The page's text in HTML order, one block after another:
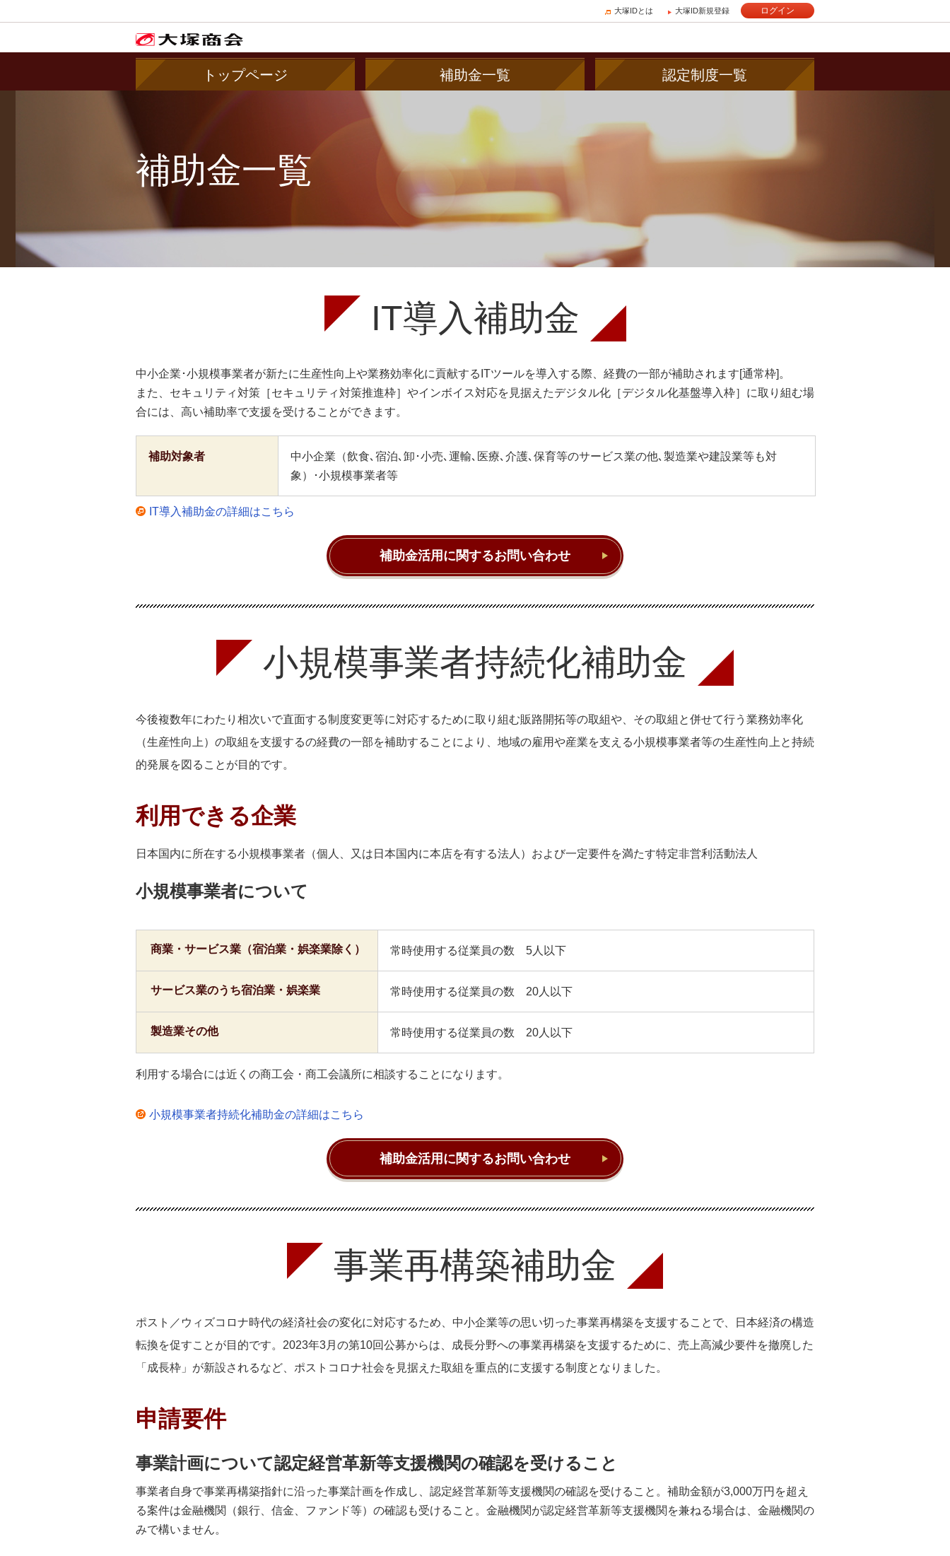
大塚IDとは 大塚ID新規登録 ログイン
トップページ 補助金一覧 認定制度一覧
補助金一覧
IT導入補助金
中小企業･小規模事業者が新たに生産性向上や業務効率化に貢献するITツールを導入する際、経費の一部が補助されます[通常枠]。
また、セキュリティ対策［セキュリティ対策推進枠］やインボイス対応を見据えたデジタル化［デジタル化基盤導入枠］に取り組む場
合には、高い補助率で支援を受けることができます。
補助対象者
中小企業（飲食､宿泊､卸･小売､運輸､医療､介護､保育等のサービス業の他､製造業や建設業等も対
象）･小規模事業者等
IT導入補助金の詳細はこちら
補助金活用に関するお問い合わせ
小規模事業者持続化補助金
今後複数年にわたり相次いで直面する制度変更等に対応するために取り組む販路開拓等の取組や、その取組と併せて行う業務効率化
（生産性向上）の取組を支援するの経費の一部を補助することにより、地域の雇用や産業を支える小規模事業者等の生産性向上と持続
的発展を図ることが目的です。
利用できる企業
日本国内に所在する小規模事業者（個人、又は日本国内に本店を有する法人）および一定要件を満たす特定非営利活動法人
小規模事業者について
商業・サービス業（宿泊業・娯楽業除く） 常時使用する従業員の数 5人以下
サービス業のうち宿泊業・娯楽業 常時使用する従業員の数 20人以下
製造業その他 常時使用する従業員の数 20人以下
利用する場合には近くの商工会・商工会議所に相談することになります。
小規模事業者持続化補助金の詳細はこちら
補助金活用に関するお問い合わせ
事業再構築補助金
ポスト／ウィズコロナ時代の経済社会の変化に対応するため、中小企業等の思い切った事業再構築を支援することで、日本経済の構造
転換を促すことが目的です。2023年3月の第10回公募からは、成長分野への事業再構築を支援するために、売上高減少要件を撤廃した
「成長枠」が新設されるなど、ポストコロナ社会を見据えた取組を重点的に支援する制度となりました。
申請要件
事業計画について認定経営革新等支援機関の確認を受けること
事業者自身で事業再構築指針に沿った事業計画を作成し、認定経営革新等支援機関の確認を受けること。補助金額が3,000万円を超え
る案件は金融機関（銀行、信金、ファンド等）の確認も受けること。金融機関が認定経営革新等支援機関を兼ねる場合は、金融機関の
みで構いません。